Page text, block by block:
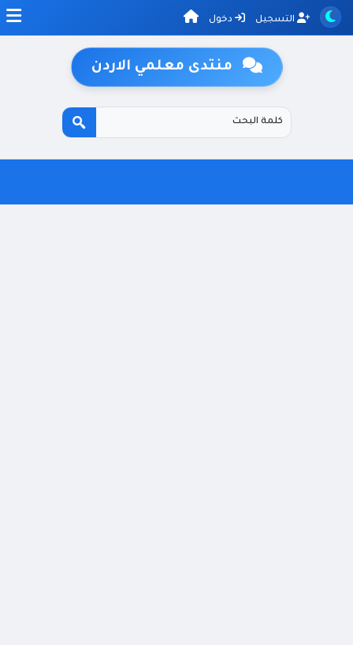
التسجيل دخول
منتدى معلمي الاردن